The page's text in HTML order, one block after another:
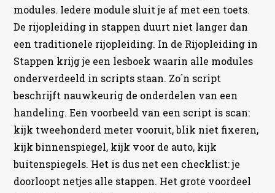
modules. Iedere module sluit je af met een toets.
De rijopleiding in stappen duurt niet langer dan
een traditionele rijopleiding. In de Rijopleiding in
Stappen krijg je een lesboek waarin alle modules
onderverdeeld in scripts staan. Zo´n script
beschrijft nauwkeurig de onderdelen van een
handeling. Een voorbeeld van een script is scan:
kijk tweehonderd meter vooruit, blik niet fixeren,
kijk binnenspiegel, kijk voor de auto, kijk
buitenspiegels. Het is dus net een checklist: je
doorloopt netjes alle stappen. Het grote voordeel